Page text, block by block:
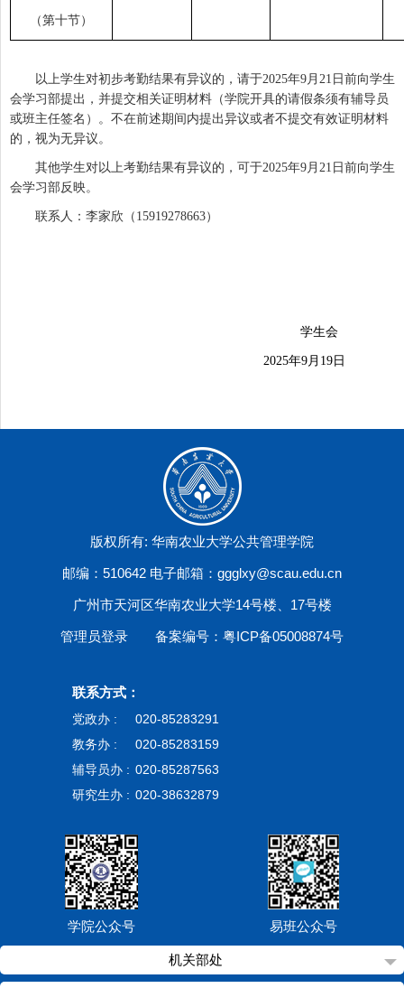
（第十节）
以上学生对初步考勤结果有异议的，请于2025年9月 21 日前向学生
会学习部提出，并提交相关证明材料（学院开具的请假条须有辅导员
或班主任签名）。 不在前述期间内提出异议或者不提交有效证明材料
的， 视为无异议。
其他学生对以上考勤结果有异议的， 可于2025年9月 21 日前向学生
会学习部反映。
联系人： 李家欣（ 15919278663）
学生会
2025年9月 19 日
版权所有: 华南农业大学公共管理学院
邮编：510642 电子邮箱：ggglxy@scau.edu.cn
广州市天河区华南农业大学14号楼、17号楼
管理员登录 备案编号：粤ICP备05008874号
联系方式：
党政办 :
020-85283291
教务办 :
020-85283159
辅导员办 : 020-85287563
研究生办 : 020-38632879
学院公众号 易班公众号
机关部处